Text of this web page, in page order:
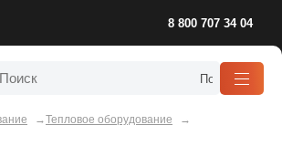
8 800 707 34 04
Тепловое оборудование